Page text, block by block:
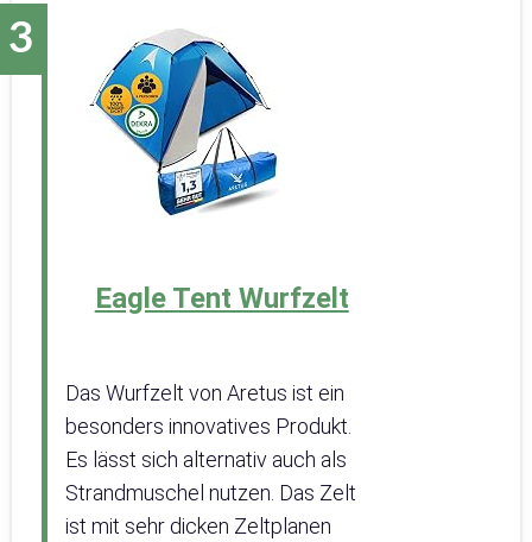
Eagle Tent Wurfzelt
Das Wurfzelt von Aretus ist ein
besonders innovatives Produkt.
Es lässt sich alternativ auch als
Strandmuschel nutzen. Das Zelt
ist mit sehr dicken Zeltplanen